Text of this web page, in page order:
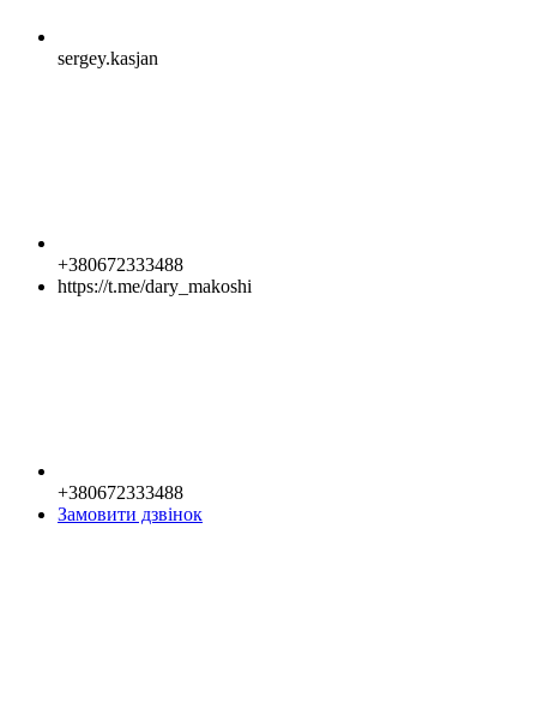
sergey.kasjan
+380672333488
https://t.me/dary_makoshi
+380672333488
Замовити дзвінок